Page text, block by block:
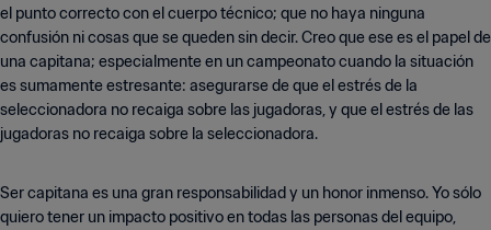
el punto correcto con el cuerpo técnico; que no haya ninguna
confusión ni cosas que se queden sin decir. Creo que ese es el papel de
una capitana; especialmente en un campeonato cuando la situación
es sumamente estresante: asegurarse de que el estrés de la
seleccionadora no recaiga sobre las jugadoras, y que el estrés de las
jugadoras no recaiga sobre la seleccionadora.
Ser capitana es una gran responsabilidad y un honor inmenso. Yo sólo
quiero tener un impacto positivo en todas las personas del equipo,